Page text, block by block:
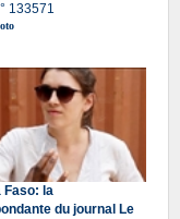
133571
Faso: la
du journal Le